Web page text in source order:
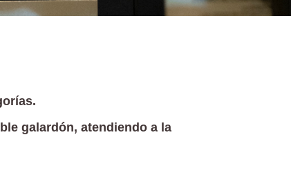
galardón, atendiendo a la